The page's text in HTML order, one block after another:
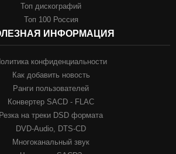
Топ дискографий
Топ 100 Россия
ИНФОРМАЦИЯ
конфиденциальности
Как добавить новость
Ранги пользователей
Конвертер SACD - FLAC
Резка на треки DSD формата
DVD-Audio, DTS-CD
Многоканальный звук